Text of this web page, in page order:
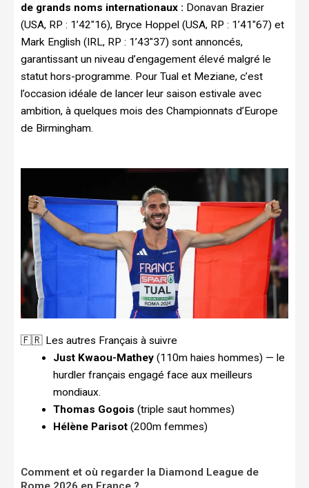
de grands noms internationaux : Donavan Brazier
(USA, RP : 1’42″16), Bryce Hoppel (USA, RP : 1’41″67) et
Mark English (IRL, RP : 1’43″37) sont annoncés,
garantissant un niveau d’engagement élevé malgré le
statut hors-programme. Pour Tual et Meziane, c’est
l’occasion idéale de lancer leur saison estivale avec
ambition, à quelques mois des Championnats d’Europe
de Birmingham.
🇫🇷 Les autres Français à suivre
Just Kwaou-Mathey(110m haies hommes) — le
hurdler français engagé face aux meilleurs
mondiaux.
Thomas Gogois (triple saut hommes)
Hélène Parisot(200m femmes)
Comment et où regarder la Diamond League de